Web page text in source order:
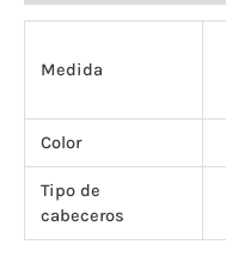
Medida
Color
Tipo de
cabeceros